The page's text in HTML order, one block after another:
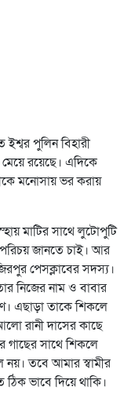
পুলিন বিহারী
রয়েছে। এদিকে
মনোসায় ভর করায়
মাটির সাথে লুটোপুটি
পরিচয় জানতে চাই। আর
পেসক্লাবের সদস্য।
নিজের নাম ও বাবার
এছাড়া তাকে শিকলে
রানী দাসের কাছে
গাছের সাথে শিকলে
নয়। তবে আমার স্বামীর
ভাবে দিয়ে থাকি।